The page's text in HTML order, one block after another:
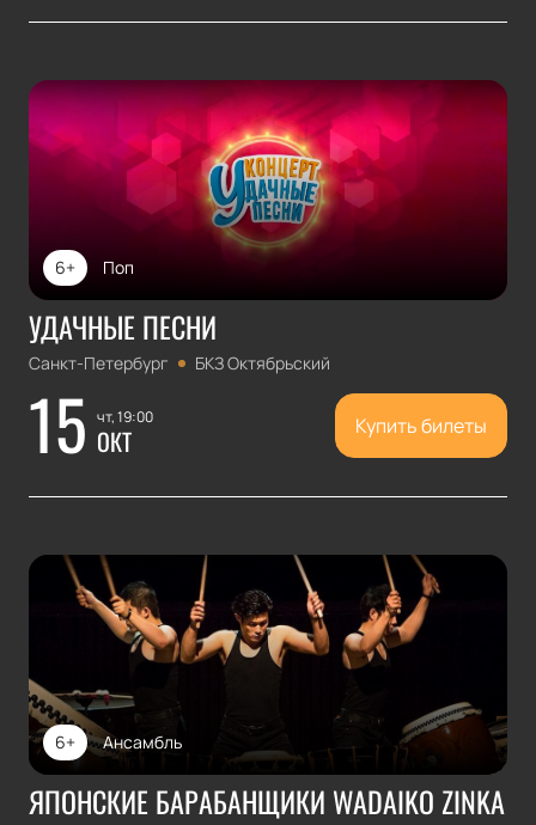
Поп
6+
УДАЧНЫЕ ПЕСНИ
Санкт-Петербург БКЗ Октябрьский
15 чт, 19:00
ОКТ Купить билеты
Ансамбль
6+
ЯПОНСКИЕ БАРАБАНЩИКИ WADAIKO ZINKA